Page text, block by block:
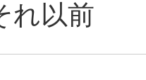
れ以前